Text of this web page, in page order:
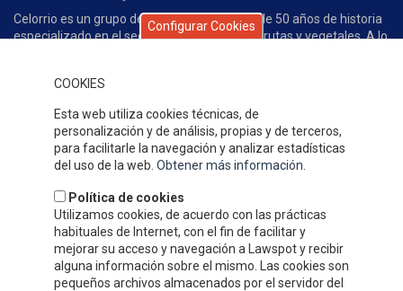
Configurar Cookies
COOKIES
Esta web utiliza cookies técnicas, de
personalización y de análisis, propias y de terceros,
para facilitarle la navegación y analizar estadísticas
del uso de la web. Obtener más información
Política de cookies
Utilizamos cookies, de acuerdo con las prácticas
habituales de Internet, con el fin de facilitar y
mejorar su acceso y navegación a Lawspot y recibir
alguna información sobre el mismo. Las cookies son
pequeños archivos almacenados por el servidor del
Celorrio es un grupo de empresas con más de 50 años de historia
especializado en el sector de conservas de frutas y vegetales. A lo
permitido que gocemos de un gran prestigio y reconocimiento en
DÓNDE ESTAMOS